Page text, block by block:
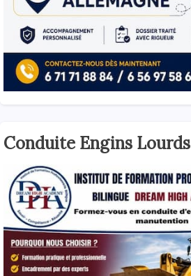
Conduite Engins Lourds